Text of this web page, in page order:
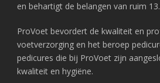
en behartigt de belangen van ruim
ProVoet bevordert de kwaliteit en
voetverzorging en het beroep
pedicures die bij ProVoet zijn
kwaliteit en hygiëne.